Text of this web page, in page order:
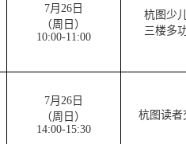
7月26日
（周日）
10:00-11:00
杭图少
三楼多
7月26日
（周日）
14:00-15:30
杭图读者